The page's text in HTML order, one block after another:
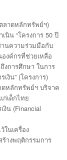
ลาดหลักทรัพย์ฯ)
นิน “โครงการ 50 ปี
นความร่วมมือกับ
งค์กรที่ช่วยเหลือ
งการศึกษา ในการ
เงิน” (โครงการ)
หลักทรัพย์ฯ บริจาค
เด็กไทย
น (Financial
ในเครื่อง
ร้างพฤติกรรมการ